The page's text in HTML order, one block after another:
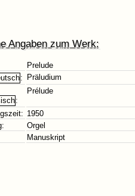
Angaben zum Werk:
Prelude
:
Präludium
:
Prélude
1950
Orgel
Manuskript